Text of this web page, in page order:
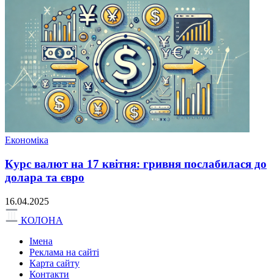
Економіка
Курс валют на 17 квітня: гривня послабилася до
долара та євро
16.04.2025
КОЛОНА
Імена
Реклама на сайті
Карта сайту
Контакти